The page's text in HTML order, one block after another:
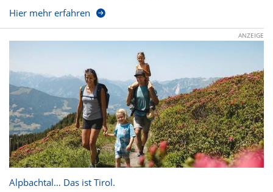
Hier mehr erfahren
ANZEIGE
Alpbachtal… Das ist Tirol.